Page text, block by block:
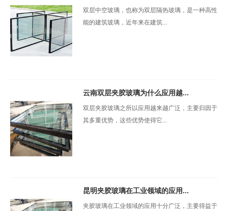
双层中空玻璃，也称为双层隔热玻璃，是一种高性
能的建筑玻璃，近年来在建筑...
云南双层夹胶玻璃为什么应用越...
双层夹胶玻璃之所以应用越来越广泛，主要归因于
其多重优势，这些优势使得它...
昆明夹胶玻璃在工业领域的应用...
夹胶玻璃在工业领域的应用十分广泛，主要得益于